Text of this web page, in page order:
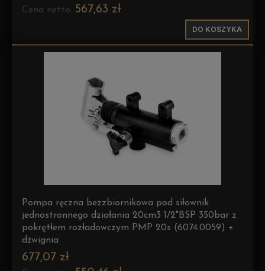
Cena netto: 567,63 zł
DO KOSZYKA
Pompa ręczna bezzbiornikowa pod siłownik
jednostronnego działania 20cm3 1/2"BSP 350bar z
pokrętłem rozładowczym PMP 20s (6074.0059) +
dźwignia
677,07 zł